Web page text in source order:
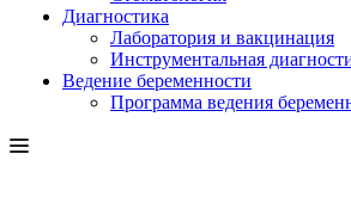
Диагностика
Лаборатория и вакцинация
Инструментальная
Ведение беременности
Программа ведения